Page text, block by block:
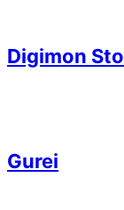
Digimon
Gurei